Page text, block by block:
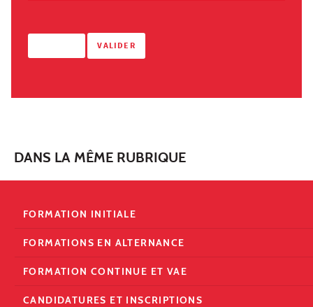
DANS LA MÊME RUBRIQUE
FORMATION INITIALE
FORMATIONS EN ALTERNANCE
FORMATION CONTINUE ET VAE
CANDIDATURES ET INSCRIPTIONS